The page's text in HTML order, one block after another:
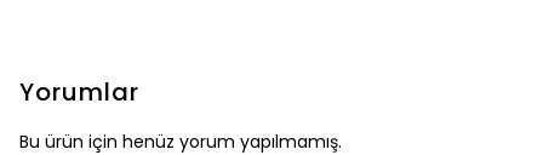
Yorumlar
Bu ürün için henüz yorum yapılmamış.